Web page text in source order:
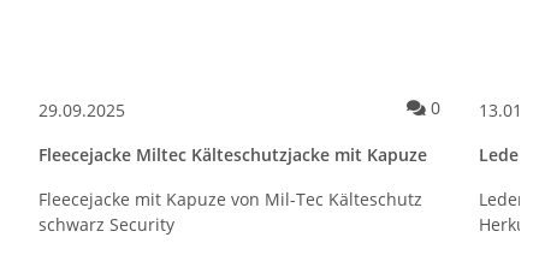
29.09.2025 Kommentare
0
Fleecejacke Miltec Kälteschutzjacke mit Kapuze
Fleecejacke mit Kapuze von Mil-Tec Kälteschutz
schwarz Security